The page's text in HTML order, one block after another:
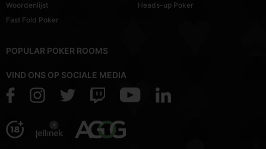
Woordenlijst
Fast Fold Poker
Heads-up Poker
POPULAR POKER ROOMS
VIND ONS OP SOCIALE MEDIA